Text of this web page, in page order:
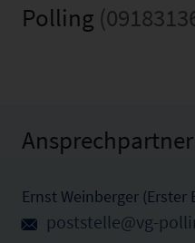
Polling
Ernst Weinberger (Erster
poststelle@vg-